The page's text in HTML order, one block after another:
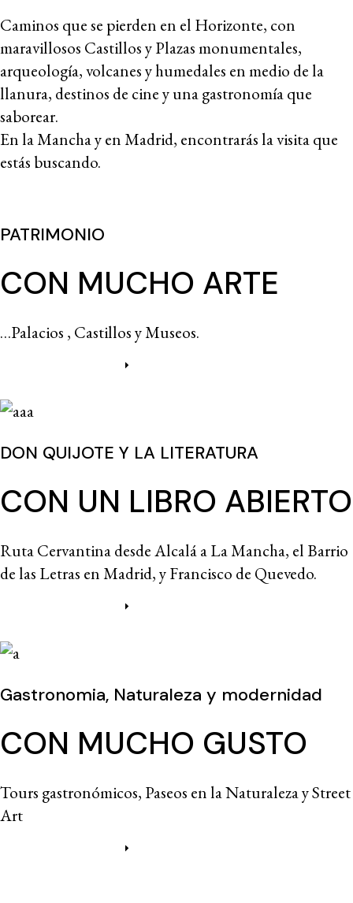
Caminos que se pierden en el Horizonte, con
maravillosos Castillos y Plazas monumentales,
arqueología, volcanes y humedales en medio de la
llanura, destinos de cine y una gastronomía que
saborear.
En la Mancha y en Madrid, encontrarás la visita que
estás buscando.
PATRIMONIO
CON MUCHO ARTE
…Palacios , Castillos y Museos.
DON QUIJOTE Y LA LITERATURA
CON UN LIBRO ABIERTO
Ruta Cervantina desde Alcalá a La Mancha, el Barrio
de las Letras en Madrid, y Francisco de Quevedo.
Gastronomia, Naturaleza y modernidad
CON MUCHO GUSTO
Tours gastronómicos, Paseos en la Naturaleza y Street
Art